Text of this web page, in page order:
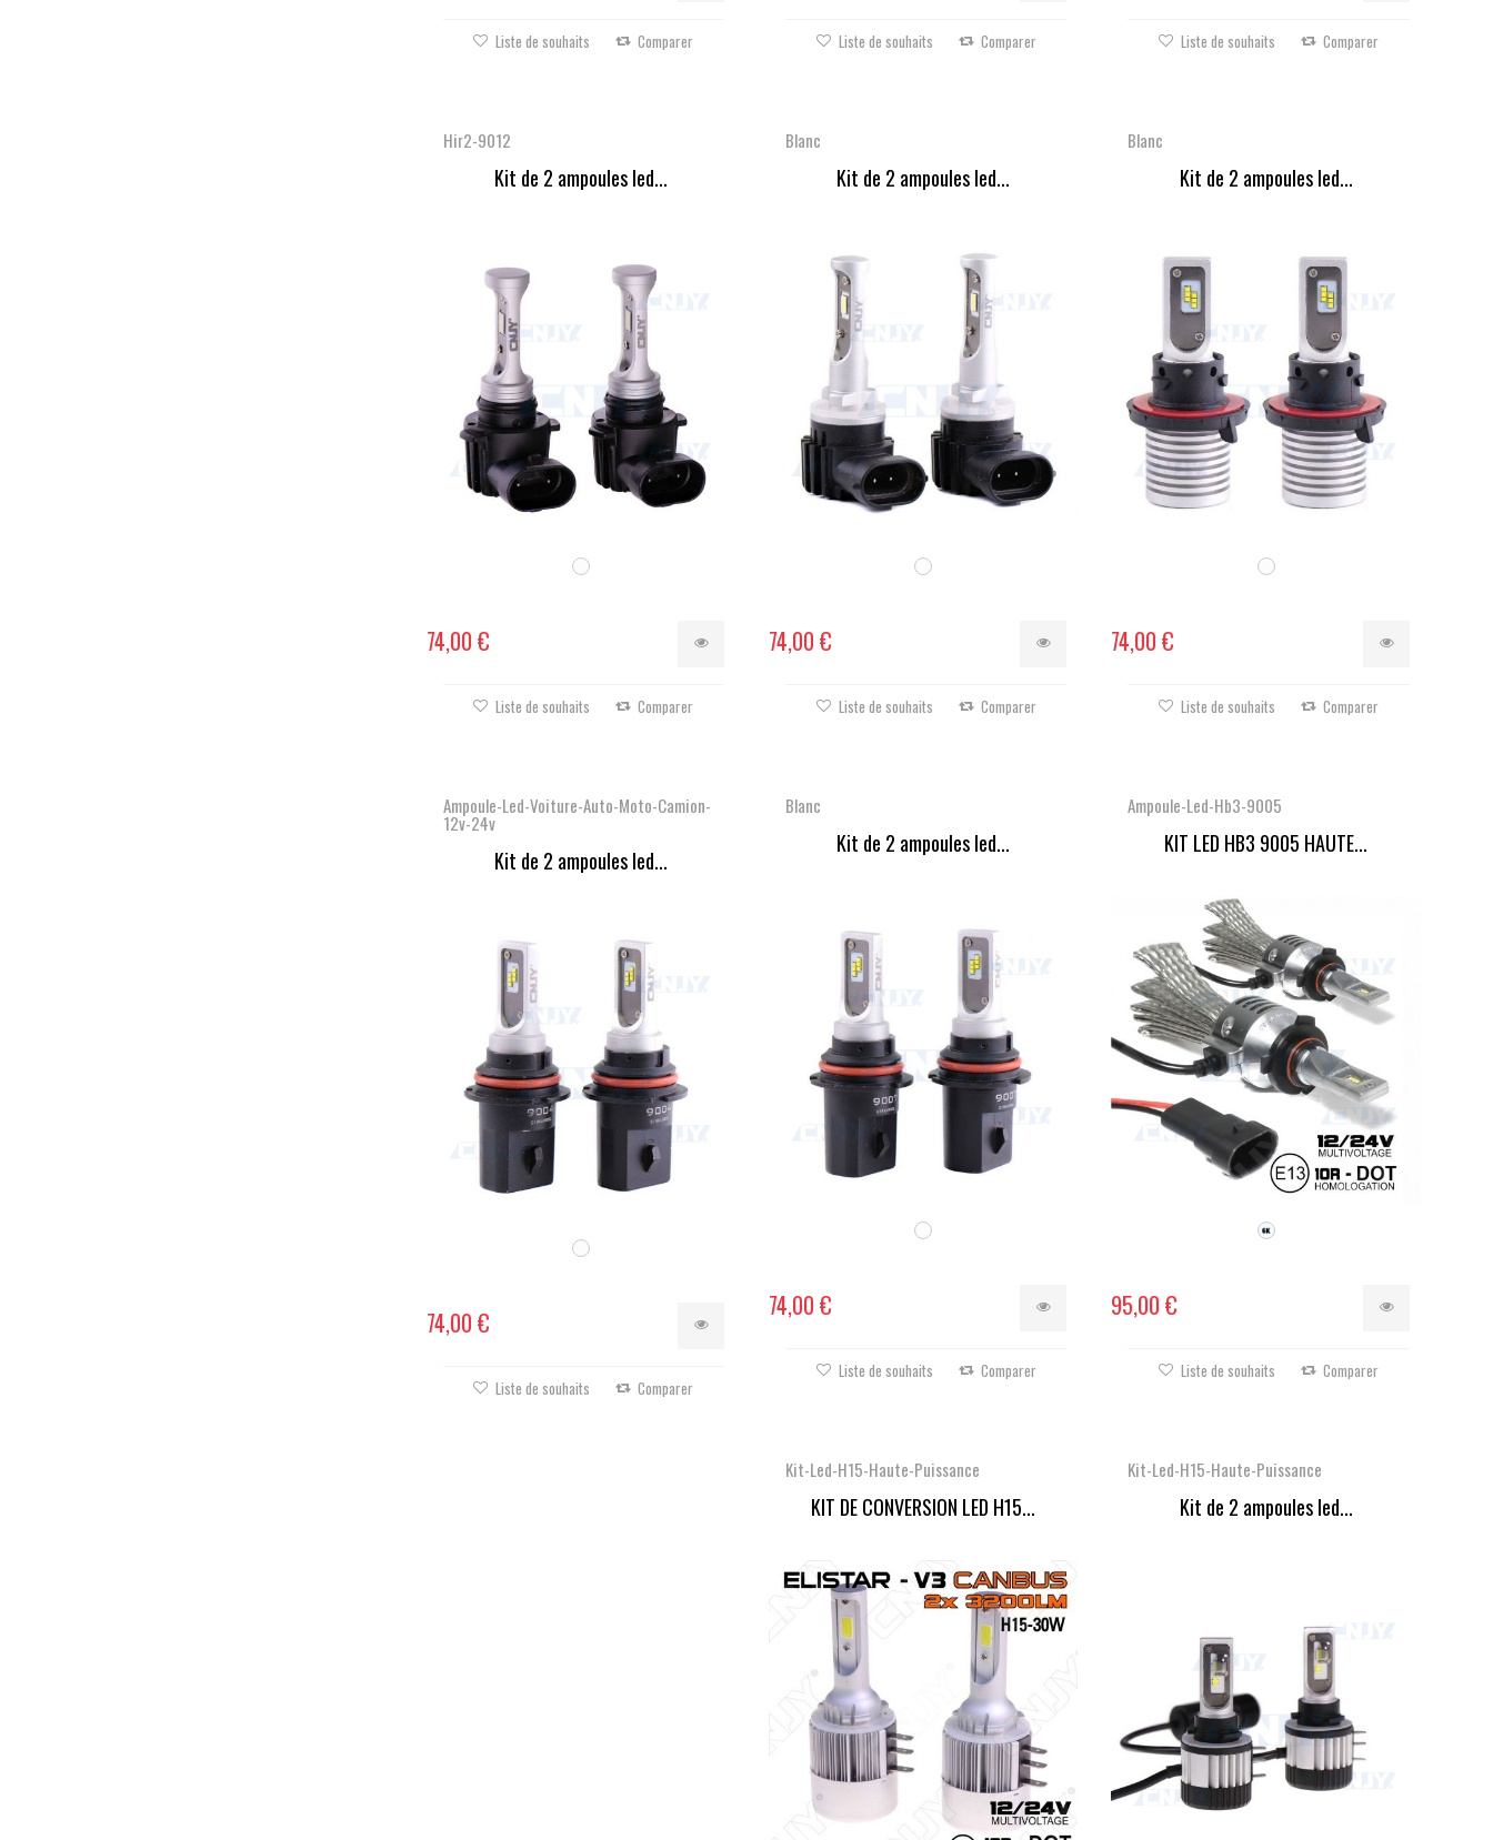
Liste de souhaits Comparer Liste de souhaits Comparer Liste de souhaits Comparer
Hir2-9012
Kit de 2 ampoules led...
74,00 €
Liste de souhaits Comparer
Blanc
Kit de 2 ampoules led...
74,00 €
Liste de souhaits Comparer
Blanc
Kit de 2 ampoules led...
74,00 €
Liste de souhaits Comparer
Ampoule-Led-Voiture-Auto-Moto-Camion-
12v-24v
Kit de 2 ampoules led...
74,00 €
Liste de souhaits Comparer
Blanc
Kit de 2 ampoules led...
74,00 €
Liste de souhaits Comparer
Ampoule-Led-Hb3-9005
KIT LED HB3 9005 HAUTE...
95,00 €
Liste de souhaits Comparer
Kit-Led-H15-Haute-Puissance
KIT DE CONVERSION LED H15...
Kit-Led-H15-Haute-Puissance
Kit de 2 ampoules led...